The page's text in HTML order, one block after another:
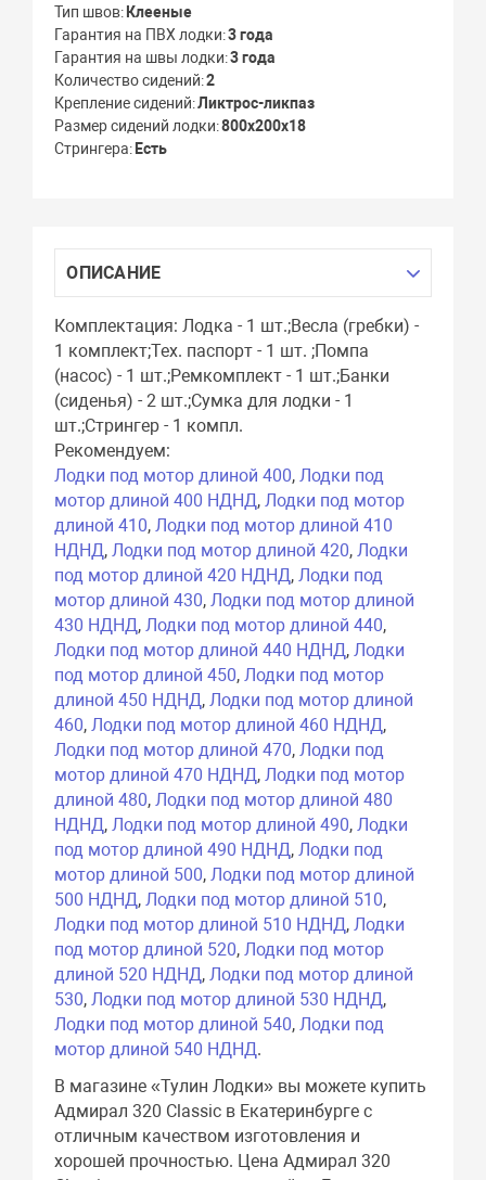
Тип швов Клееные
Гарантия на ПВХ лодки 3 года
Гарантия на швы лодки 3 года
Количество сидений 2
Крепление сидений Ликтрос-ликпаз
Размер сидений лодки 800х200х18
Стрингера Есть
ОПИСАНИЕ
Комплектация: Лодка - 1 шт.;Весла (гребки) -
1 комплект;Тех. паспорт - 1 шт. ;Помпа
(насос) - 1 шт.;Ремкомплект - 1 шт.;Банки
(сиденья) - 2 шт.;Сумка для лодки - 1
шт.;Стрингер - 1 компл.
Рекомендуем:
Лодки под мотор длиной 400,Лодки под
мотор длиной 400 НДНД,Лодки под мотор
длиной 410,Лодки под мотор длиной 410
НДНД,Лодки под мотор длиной 420,Лодки
под мотор длиной 420 НДНД,Лодки под
мотор длиной 430,Лодки под мотор длиной
430 НДНД,Лодки под мотор длиной 440,
Лодки под мотор длиной 440 НДНД,Лодки
под мотор длиной 450,Лодки под мотор
длиной 450 НДНД,Лодки под мотор длиной
460,Лодки под мотор длиной 460 НДНД,
Лодки под мотор длиной 470,Лодки под
мотор длиной 470 НДНД,Лодки под мотор
длиной 480,Лодки под мотор длиной 480
НДНД,Лодки под мотор длиной 490,Лодки
под мотор длиной 490 НДНД,Лодки под
мотор длиной 500,Лодки под мотор длиной
500 НДНД,Лодки под мотор длиной 510,
Лодки под мотор длиной 510 НДНД,Лодки
под мотор длиной 520,Лодки под мотор
длиной 520 НДНД,Лодки под мотор длиной
530,Лодки под мотор длиной 530 НДНД,
Лодки под мотор длиной 540,Лодки под
мотор длиной 540 НДНД.
В магазине «Тулин Лодки» вы можете купить
Адмирал 320 Classic в Екатеринбурге с
отличным качеством изготовления и
хорошей прочностью. Цена Адмирал 320